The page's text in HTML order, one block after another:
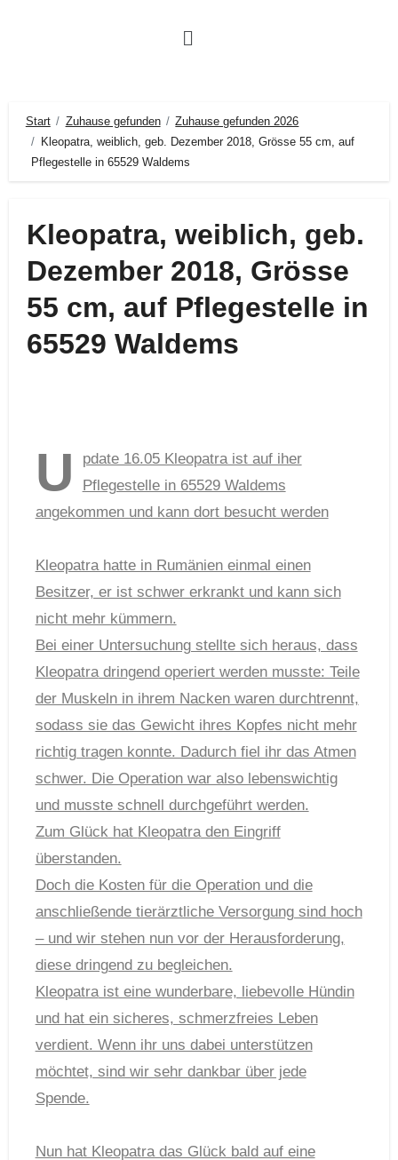
Start Zuhause gefunden
Zuhause gefunden 2026
Kleopatra, weiblich, geb. Dezember 2018, Grösse 55 cm, auf
Pflegestelle in 65529 Waldems
Kleopatra, weiblich, geb.
Dezember 2018, Grösse
55 cm, auf Pflegestelle in
65529 Waldems
U
pdate 16.05 Kleopatra ist auf iher
Pflegestelle in 65529 Waldems
angekommen und kann dort besucht werden
Kleopatra hatte in Rumänien einmal einen
Besitzer, er ist schwer erkrankt und kann sich
nicht mehr kümmern.
Bei einer Untersuchung stellte sich heraus, dass
Kleopatradringend operiert werden musste: Teile
der Muskeln in ihrem Nacken waren durchtrennt,
sodass sie das Gewicht ihres Kopfes nicht mehr
richtig tragen konnte. Dadurch fiel ihr das Atmen
schwer. Die Operation war also lebenswichtig
und musste schnell durchgeführt werden.
Zum Glück hat Kleopatraden Eingriff
überstanden.
Doch die Kosten für die Operation und die
anschließende tierärztliche Versorgung sind hoch
– und wir stehen nun vor der Herausforderung,
diese dringend zu begleichen.
Kleopatraist eine wunderbare, liebevolle Hündin
und hat ein sicheres, schmerzfreies Leben
verdient. Wenn ihr uns dabei unterstützen
möchtet, sind wir sehr dankbar über jede
Spende.
Nun hat Kleopatra das Glück bald auf eine